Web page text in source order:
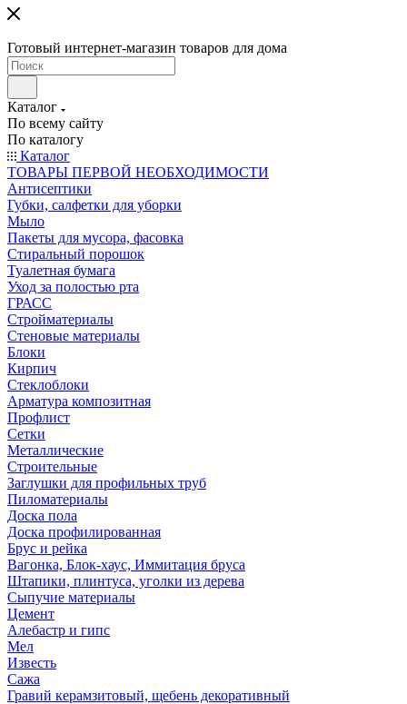
Готовый интернет-магазин товаров для дома
Каталог
По всему сайту
По каталогу
Каталог
ТОВАРЫ ПЕРВОЙ НЕОБХОДИМОСТИ
Антисептики
Губки, салфетки для уборки
Мыло
Пакеты для мусора, фасовка
Стиральный порошок
Туалетная бумага
Уход за полостью рта
ГРАСС
Стройматериалы
Стеновые материалы
Блоки
Кирпич
Стеклоблоки
Арматура композитная
Профлист
Сетки
Металлические
Строительные
Заглушки для профильных труб
Пиломатериалы
Доска пола
Доска профилированная
Брус и рейка
Вагонка, Блок-хаус, Иммитация бруса
Штапики, плинтуса, уголки из дерева
Сыпучие материалы
Цемент
Алебастр и гипс
Мел
Известь
Сажа
Гравий керамзитовый, щебень декоративный